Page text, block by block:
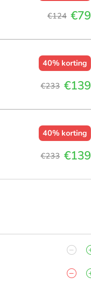
€124 €79
40% korting
€233 €139
40% korting
€233 €139